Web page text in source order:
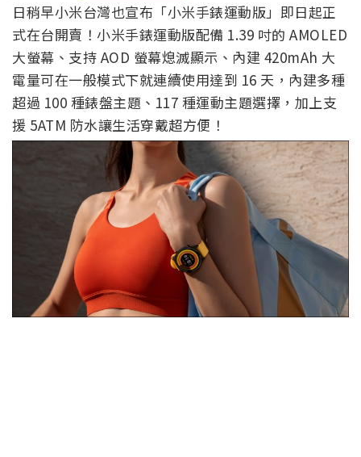
日稍早小米台灣也宣布「小米手錶運動版」即日起正
式在台開賣！小米手錶運動版配備 1.39 吋的 AMOLED
大螢幕、支持 AOD 螢幕熄滅顯示、內建 420mAh 大
電量可在一般模式下就連續使用達到 16 天，內建多種
超過 100 種錶盤主題、117 種運動主題選擇，加上支
援 5ATM 防水讓生活穿戴超方便！